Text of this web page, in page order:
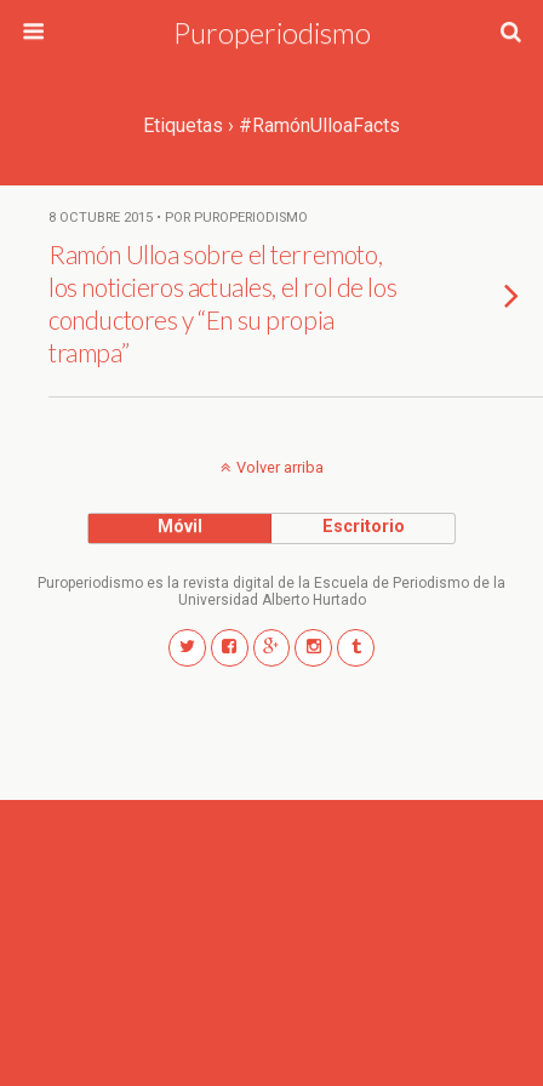
Puroperiodismo
Etiquetas › #RamónUlloaFacts
8 OCTUBRE 2015 • POR PUROPERIODISMO
Ramón Ulloa sobre el terremoto,
los noticieros actuales, el rol de los
conductores y “En su propia
trampa”
Volver arriba
Móvil Escritorio
Puroperiodismo es la revista digital de la Escuela de Periodismo de la
Universidad Alberto Hurtado